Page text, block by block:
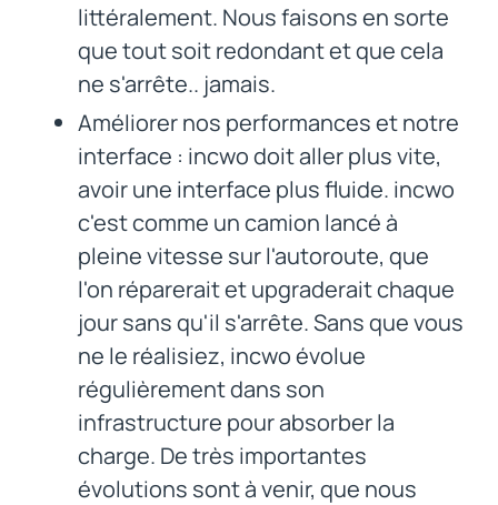
littéralement. Nous faisons en sorte
que tout soit redondant et que cela
ne s'arrête.. jamais.
Améliorer nos performances et notre
interface : incwo doit aller plus vite,
avoir une interface plus fluide. incwo
c'est comme un camion lancé à
pleine vitesse sur l'autoroute, que
l'on réparerait et upgraderait chaque
jour sans qu'il s'arrête. Sans que vous
ne le réalisiez, incwo évolue
régulièrement dans son
infrastructure pour absorber la
charge. De très importantes
évolutions sont à venir, que nous